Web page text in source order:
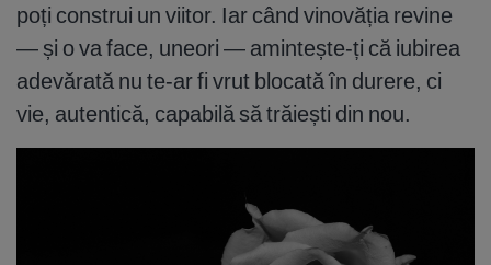
poți construi un viitor. Iar când vinovăția revine
— și o va face, uneori — amintește-ți că iubirea
adevărată nu te-ar fi vrut blocată în durere, ci
vie, autentică, capabilă să trăiești din nou.